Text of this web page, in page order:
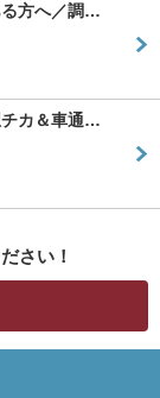
る方へ／調…
チカ＆車通…
さい！